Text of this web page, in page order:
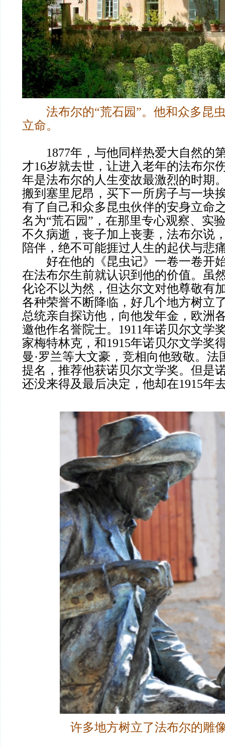
法布尔的“荒石园”。他和众多昆
立命。
1877年，与他同样热爱大自然的
才16岁就去世，让进入老年的法布尔
年是法布尔的人生变故最激烈的时期
搬到塞里尼昂，买下一所房子与一块
有了自己和众多昆虫伙伴的安身立命
名为“荒石园”，在那里专心观察、实
不久病逝，丧子加上丧妻，法布尔说
陪伴，绝不可能捱过人生的起伏与悲
好在他的《昆虫记》一卷一卷开
在法布尔生前就认识到他的价值。虽
化论不以为然，但达尔文对他尊敬有
各种荣誉不断降临，好几个地方树立
总统亲自探访他，向他发年金，欧洲
邀他作名誉院士。1911年诺贝尔文学
家梅特林克，和1915年诺贝尔文学奖
曼·罗兰等大文豪，竞相向他致敬。法
提名，推荐他获诺贝尔文学奖。但是
还没来得及最后决定，他却在1915年
许多地方树立了法布尔的雕